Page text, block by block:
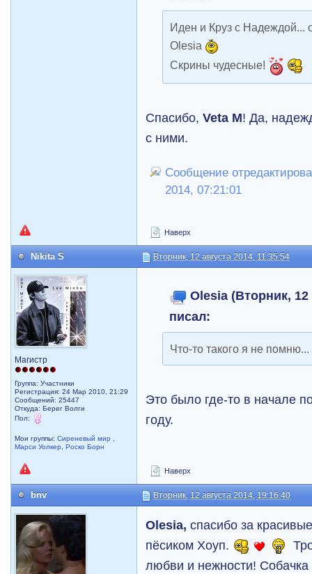
Иден и Круз с Надеждой...
Olesia
Скрины чудесные!
Спасибо,Veta M! Да,
с ними.
Сообщение
2014, 07:21:01
Наверх
Nikita S Вторник, 12 августа 2014, 11:35:54
Магистр
Группа: Участники
Регистрация: 24 Мар 2010, 21:29
Сообщений: 25447
Откуда: Берег Волги
Пол:
Мои группы:Сиреневый мир ,
Марси Уолкер,Роско Борн
Olesia (Вторник, 12
писал:
Что-то такого я не помню...
Это было где-то в начале
году.
Наверх
bnv Вторник, 12 августа 2014, 19:16:40
Olesia,спасибо за
пёсиком Хоуп.
любви и нежности!